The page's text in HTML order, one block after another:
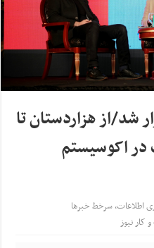
شد/از هزاردستان تا
اکوسیستم
اطلاعات,سرخط خبرها
نیوز